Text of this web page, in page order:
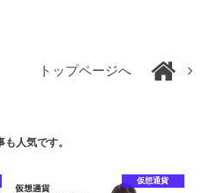
トップページへ
人気です。
仮想通貨